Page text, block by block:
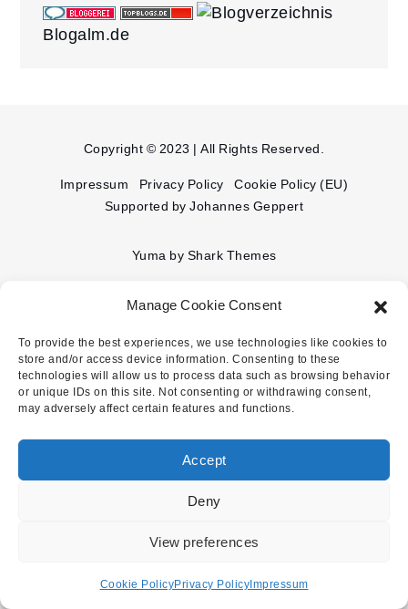
Manage Cookie Consent
To provide the best experiences, we use technologies like cookies to
store and/or access device information. Consenting to these
technologies will allow us to process data such as browsing behavior
or unique IDs on this site. Not consenting or withdrawing consent,
may adversely affect certain features and functions.
Accept
Deny
View preferences
Cookie PolicyPrivacy PolicyImpressum
Blogalm.de
Copyright © 2023 | All Rights Reserved.
Impressum Privacy Policy
Cookie Policy (EU)
Supported by Johannes Geppert
Yuma by Shark Themes